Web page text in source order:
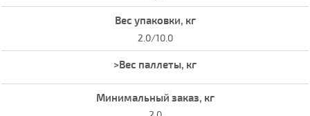
2.0/10.0